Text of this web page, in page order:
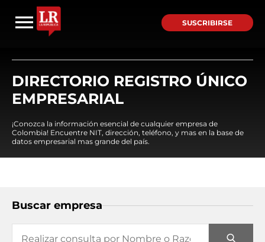
SUSCRIBIRSE
DIRECTORIO REGISTRO ÚNICO
EMPRESARIAL
¡Conozca la información esencial de cualquier empresa de
Colombia! Encuentre NIT, dirección, teléfono, y mas en la base de
datos empresarial mas grande del país.
Buscar empresa